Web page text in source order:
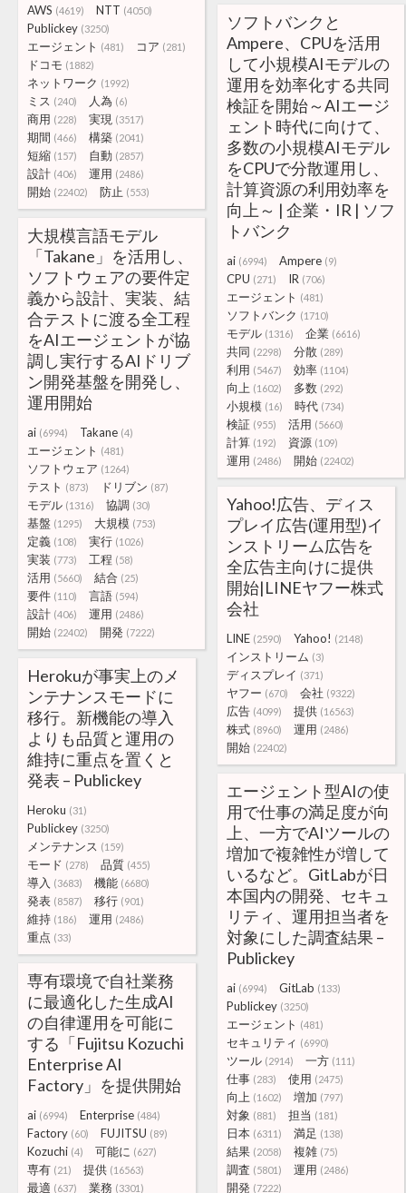
AWS (4619) NTT (4050)
Publickey (3250)
エージェント (481) コア (281)
ドコモ (1882)
ネットワーク (1992)
ミス (240) 人為 (6)
商用 (228) 実現 (3517)
期間 (466) 構築 (2041)
短縮 (157) 自動 (2857)
設計 (406) 運用 (2486)
開始 (22402) 防止 (553)
ソフトバンクと
Ampere、CPUを活用
して小規模AIモデルの
運用を効率化する共同
検証を開始～AIエージ
ェント時代に向けて、
多数の小規模AIモデル
をCPUで分散運用し、
計算資源の利用効率を
向上～ | 企業・IR | ソフ
トバンク
ai (6994) Ampere (9)
CPU (271) IR (706)
エージェント (481)
ソフトバンク (1710)
モデル (1316) 企業 (6616)
共同 (2298) 分散 (289)
利用 (5467) 効率 (1104)
向上 (1602) 多数 (292)
小規模 (16) 時代 (734)
検証 (955) 活用 (5660)
計算 (192) 資源 (109)
運用 (2486) 開始 (22402)
大規模言語モデル
「Takane」を活用し、
ソフトウェアの要件定
義から設計、実装、結
合テストに渡る全工程
をAIエージェントが協
調し実行するAIドリブ
ン開発基盤を開発し、
運用開始
ai (6994) Takane (4)
エージェント (481)
ソフトウェア (1264)
テスト (873) ドリブン (87)
モデル (1316) 協調 (30)
基盤 (1295) 大規模 (753)
定義 (108) 実行 (1026)
実装 (773) 工程 (58)
活用 (5660) 結合 (25)
要件 (110) 言語 (594)
設計 (406) 運用 (2486)
開始 (22402) 開発 (7222)
Yahoo!広告、ディス
プレイ広告(運用型)イ
ンストリーム広告を
全広告主向けに提供
開始|LINEヤフー株式
会社
LINE (2590) Yahoo! (2148)
インストリーム (3)
ディスプレイ (371)
ヤフー (670) 会社 (9322)
広告 (4099) 提供 (16563)
株式 (8960) 運用 (2486)
開始 (22402)
Herokuが事実上のメ
ンテナンスモードに
移行。新機能の導入
よりも品質と運用の
維持に重点を置くと
発表 – Publickey
Heroku (31)
Publickey (3250)
メンテナンス (159)
モード (278) 品質 (455)
導入 (3683) 機能 (6680)
発表 (8587) 移行 (901)
維持 (186) 運用 (2486)
重点 (33)
エージェント型AIの使
用で仕事の満足度が向
上、一方でAIツールの
増加で複雑性が増して
いるなど。GitLabが日
本国内の開発、セキュ
リティ、運用担当者を
対象にした調査結果 –
Publickey
ai (6994) GitLab (133)
Publickey (3250)
エージェント (481)
セキュリティ (6990)
ツール (2914) 一方 (111)
仕事 (283) 使用 (2475)
向上 (1602) 増加 (797)
対象 (881) 担当 (181)
日本 (6311) 満足 (138)
結果 (2058) 複雑 (75)
調査 (5801) 運用 (2486)
開発 (7222)
専有環境で自社業務
に最適化した生成AI
の自律運用を可能に
する「Fujitsu Kozuchi
Enterprise AI
Factory」を提供開始
ai (6994) Enterprise (484)
Factory (60) FUJITSU (89)
Kozuchi (4) 可能に (627)
専有 (21) 提供 (16563)
最適 (637) 業務 (3301)